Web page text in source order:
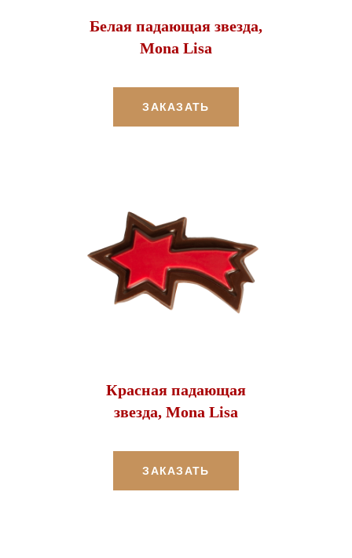
Белая падающая звезда,
Mona Lisa
ЗАКАЗАТЬ
Красная падающая
звезда, Mona Lisa
ЗАКАЗАТЬ